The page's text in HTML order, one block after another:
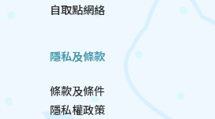
自取點網絡
隱私及條款
條款及條件
隱私權政策